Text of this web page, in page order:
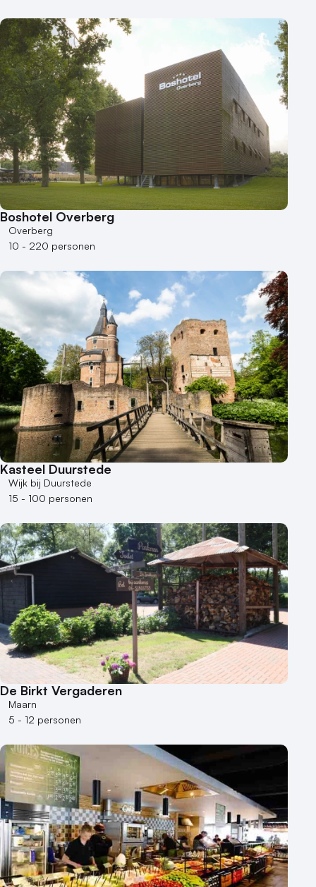
Boshotel Overberg
Overberg
10 - 220 personen
Kasteel Duurstede
Wijk bij Duurstede
15 - 100 personen
De Birkt Vergaderen
Maarn
5 - 12 personen